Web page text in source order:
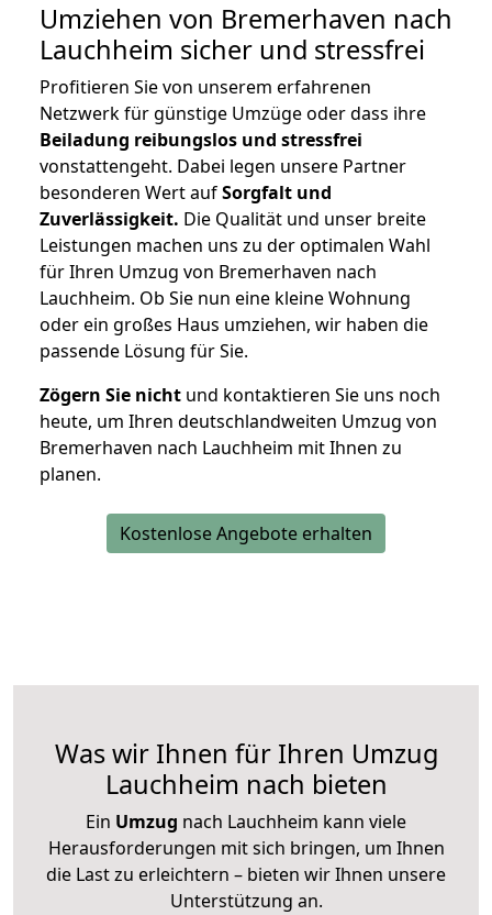
Umziehen von Bremerhaven nach
Lauchheim sicher und stressfrei
Profitieren Sie von unserem erfahrenen
Netzwerk für günstige Umzüge oder dass ihre
Beiladung reibungslos und stressfrei
vonstattengeht. Dabei legen unsere Partner
besonderen Wert aufSorgfalt und
Zuverlässigkeit. Die Qualität und unser breite
Leistungen machen uns zu der optimalen Wahl
für Ihren Umzug von Bremerhaven nach
Lauchheim. Ob Sie nun eine kleine Wohnung
oder ein großes Haus umziehen, wir haben die
passende Lösung für Sie.
Zögern Sie nicht und kontaktieren Sie uns noch
heute, um Ihren deutschlandweiten Umzug von
Bremerhaven nach Lauchheim mit Ihnen zu
planen.
Kostenlose Angebote erhalten
Was wir Ihnen für Ihren Umzug
Lauchheim nach bieten
Ein Umzug nach Lauchheim kann viele
Herausforderungen mit sich bringen, um Ihnen
die Last zu erleichtern – bieten wir Ihnen unsere
Unterstützung an.